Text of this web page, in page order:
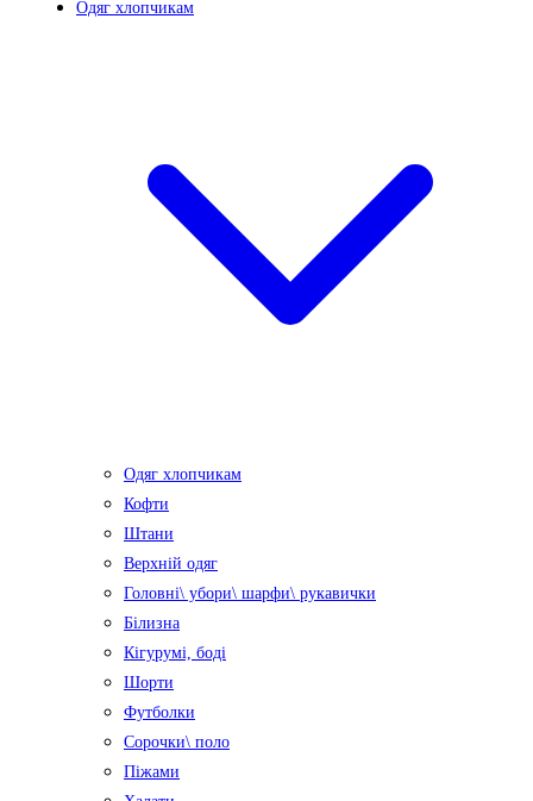
Одяг хлопчикам
Одяг хлопчикам
Кофти
Штани
Верхній одяг
Головні\ убори\ шарфи\ рукавички
Білизна
Кігурумі, боді
Шорти
Футболки
Сорочки\ поло
Піжами